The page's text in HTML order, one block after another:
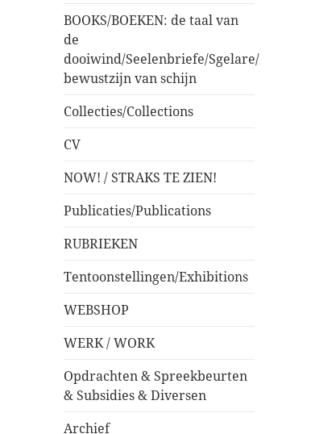
BOOKS/BOEKEN: de taal van
de
dooiwind/Seelenbriefe/Sgelare/
bewustzijn van schijn
Collecties/Collections
CV
NOW! / STRAKS TE ZIEN!
Publicaties/Publications
RUBRIEKEN
Tentoonstellingen/Exhibitions
WEBSHOP
WERK / WORK
Opdrachten & Spreekbeurten
& Subsidies & Diversen
Archief